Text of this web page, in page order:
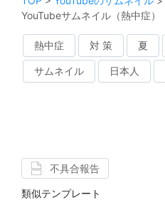
YouTubeサムネイル（熱中症）
熱中症 対 策 夏
サムネイル 日本人
不具合報告
類似テンプレート